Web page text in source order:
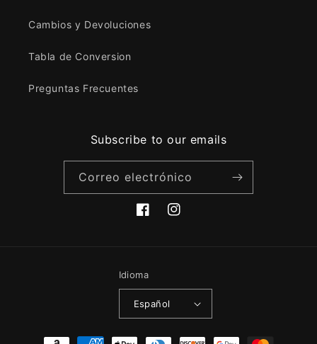
Cambios y Devoluciones
Tabla de Conversion
Preguntas Frecuentes
Subscribe to our emails
Correo electrónico
FacebookInstagram
Idioma
Español
Formas